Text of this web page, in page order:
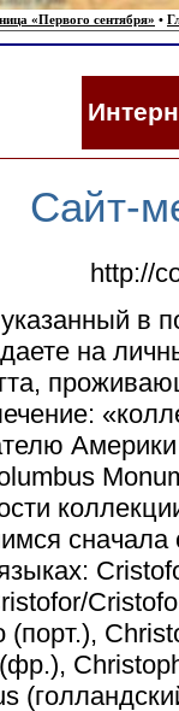
«Первого сентября» •
Сайт-
http://
в
на
(порт.),